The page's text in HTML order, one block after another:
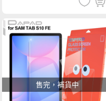
售完，補貨中